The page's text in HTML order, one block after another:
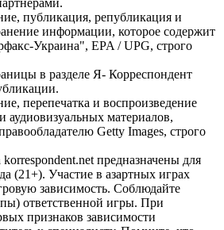
публикация, републикация и
информации, которое содержит
Украина", EPA / UPG, строго
в разделе Я- Корреспондент
перепечатка и воспроизведение
аудиовизуальных материалов,
Getty Images, строго
предназначены для
(21+). Участие в азартных играх
зависимость. Соблюдайте
ответственной игры. При
признаков зависимости